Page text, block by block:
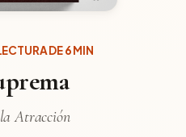
DE 6 MIN
Atracción